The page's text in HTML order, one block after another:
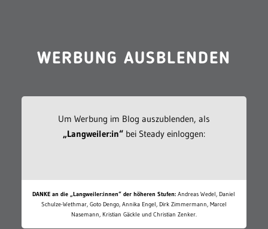
WERBUNG AUSBLENDEN
Um Werbung im Blog auszublenden, als
„Langweiler:in“bei Steady einloggen:
DANKE an die „Langweiler:innen“ der höheren Stufen: Andreas Wedel, Daniel
Schulze-Wethmar, Goto Dengo, Annika Engel, Dirk Zimmermann, Marcel
Nasemann, Kristian Gäckle und Christian Zenker.